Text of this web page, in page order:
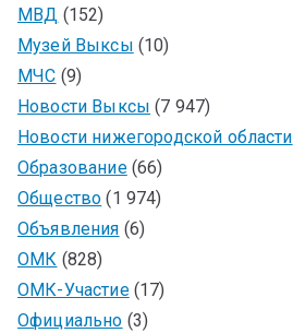
МВД (152)
Музей Выксы (10)
МЧС (9)
Новости Выксы (7 947)
Новости нижегородской области
Образование(66)
Общество (1 974)
Объявления (6)
ОМК (828)
ОМК-Участие(17)
Официально (3)